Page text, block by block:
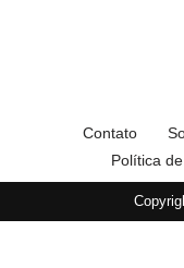
Contato
Política